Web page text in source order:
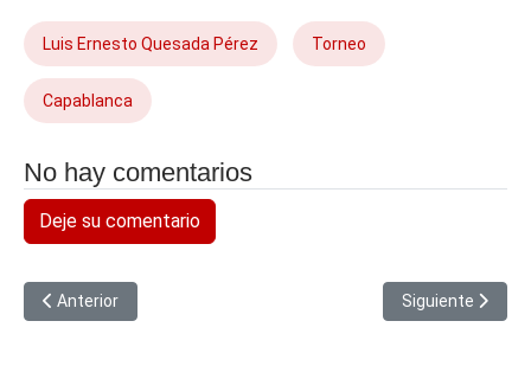
Luis Ernesto Quesada Pérez Torneo
Capablanca
No hay comentarios
Deje su comentario
Artículo anterior: Francia pedirá apoyo de China para tregua
Anterior Artículo
Siguiente